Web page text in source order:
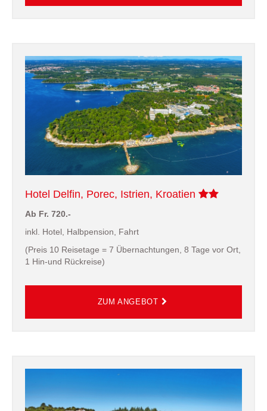
Hotel Delfin, Porec, Istrien, Kroatien
Ab Fr. 720.-
inkl. Hotel, Halbpension, Fahrt
(Preis 10 Reisetage = 7 Übernachtungen, 8 Tage vor Ort,
1 Hin-und Rückreise)